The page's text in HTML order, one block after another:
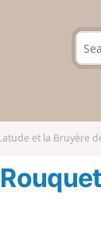
et la Bruyère